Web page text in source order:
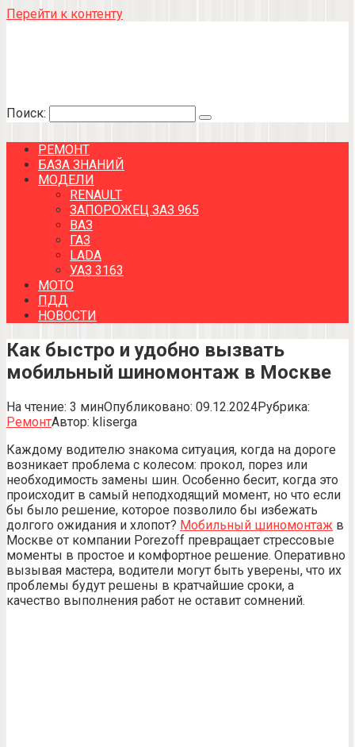
Перейти к контенту
Поиск:
РЕМОНТ
БАЗА ЗНАНИЙ
МОДЕЛИ
RENAULT
ЗАПОРОЖЕЦ ЗАЗ 965
ВАЗ
ГАЗ
LADA
УАЗ 3163
МОТО
ПДД
НОВОСТИ
Как быстро и удобно вызвать
мобильный шиномонтаж в Москве
На чтение: 3 минОпубликовано: 09.12.2024Рубрика:
РемонтАвтор: kliserga
Каждому водителю знакома ситуация, когда на дороге
возникает проблема с колесом: прокол, порез или
необходимость замены шин. Особенно бесит, когда это
происходит в самый неподходящий момент, но что если
бы было решение, которое позволило бы избежать
долгого ожидания и хлопот? Мобильный шиномонтаж в
Москве от компании Porezoff превращает стрессовые
моменты в простое и комфортное решение. Оперативно
вызывая мастера, водители могут быть уверены, что их
проблемы будут решены в кратчайшие сроки, а
качество выполнения работ не оставит сомнений.